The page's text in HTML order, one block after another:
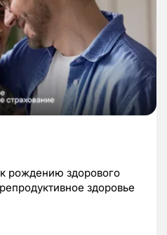
рождению здорового
здоровье